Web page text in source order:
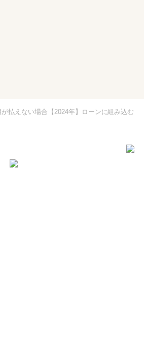
払えない場合【2024年】ローンに組み込む